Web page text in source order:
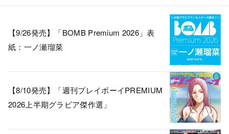
【9/26発売】「BOMB Premium 2026」表
紙：一ノ瀬瑠菜
【8/10発売】「週刊プレイボーイPREMIUM
2026上半期グラビア傑作選」